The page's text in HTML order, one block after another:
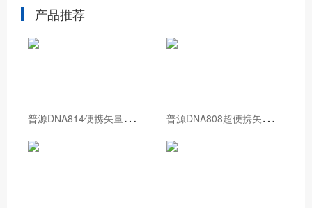
产品推荐
普
源DNA814便携矢量网络分析仪 普
源DNA808超便携矢量网络分析仪